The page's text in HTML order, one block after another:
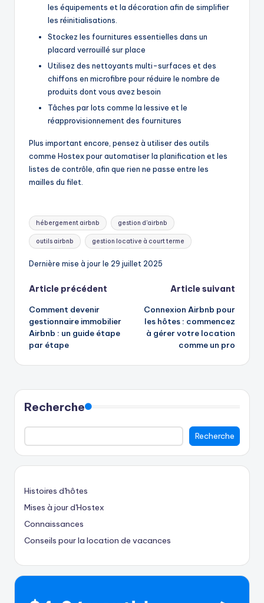
les équipements et la décoration afin de simplifier
les réinitialisations.
Stockez les fournitures essentielles dans un
placard verrouillé sur place
Utilisez des nettoyants multi-surfaces et des
chiffons en microfibre pour réduire le nombre de
produits dont vous avez besoin
Tâches par lots comme la lessive et le
réapprovisionnement des fournitures
Plus important encore, pensez à utiliser des outils
comme Hostex pour automatiser la planification et les
listes de contrôle, afin que rien ne passe entre les
mailles du filet.
Mots
clés:
hébergement airbnb gestion d'airbnb
outils airbnb gestion locative à court terme
Dernière mise à jour le 29 juillet 2025
Navigation
des
articles
Article précédent
Comment devenir
gestionnaire immobilier
Airbnb : un guide étape
par étape
Article suivant
Connexion Airbnb pour
les hôtes : commencez
à gérer votre location
comme un pro
Recherche
Recherche
Histoires d'hôtes
Mises à jour d'Hostex
Connaissances
Conseils pour la location de vacances